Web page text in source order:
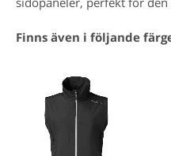
Finns även i följande